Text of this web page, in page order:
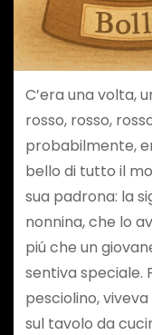
C’era una volta,
rosso, rosso,
probabilmente,
bello di tutto il
sua padrona: la
nonnina, che lo
piú che un
sentiva speciale.
pesciolino,
sul tavolo da